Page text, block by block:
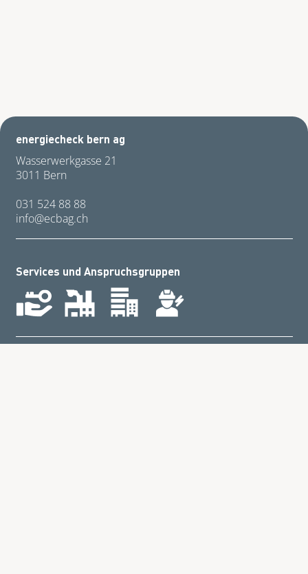
energiecheck bern ag
Wasserwerkgasse 21
3011 Bern
031 524 88 88
nf
cb g ch
Services und Anspruchsgruppen